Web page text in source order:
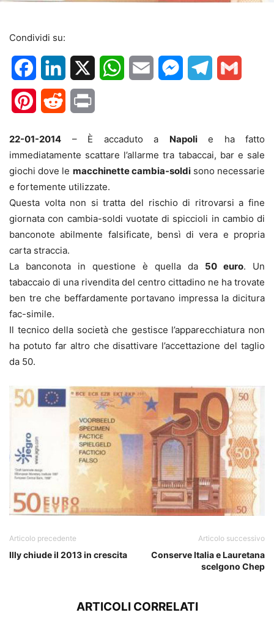
Condividi su:
FacebookLinkedIn WhatsApp
Email MessengerTelegram
PinterestReddit
22-01-2014 – È accaduto a Napolie ha fatto
immediatamente scattare l’allarme tra tabaccai, bar e sale
giochi dove le macchinette cambia-soldisono necessarie
e fortemente utilizzate.
Questa volta non si tratta del rischio di ritrovarsi a fine
giornata con cambia-soldi vuotate di spiccioli in cambio di
banconote abilmente falsificate, bensì di vera e propria
carta straccia.
La banconota in questione è quella da 50 euro. Un
tabaccaio di una rivendita del centro cittadino ne ha trovate
ben tre che beffardamente portavano impressa la dicitura
fac-simile.
Il tecnico della società che gestisce l’apparecchiatura non
ha potuto far altro che disattivare l’accettazione del taglio
da 50.
Articolo precedente
Illy chiude il 2013 in crescita
Articolo successivo
Conserve Italia e Lauretana
scelgono Chep
ARTICOLI CORRELATI